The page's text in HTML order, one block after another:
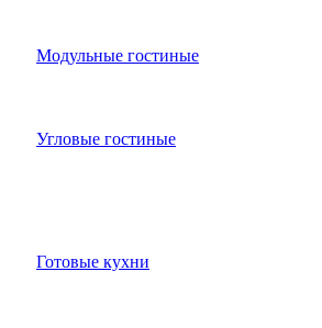
Модульные гостиные
Угловые гостиные
Готовые кухни